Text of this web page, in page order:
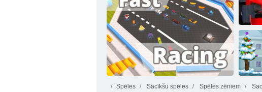
Ielu sacīkšu niknums
Spēles Sacīkšu spēles Spēles zēniem